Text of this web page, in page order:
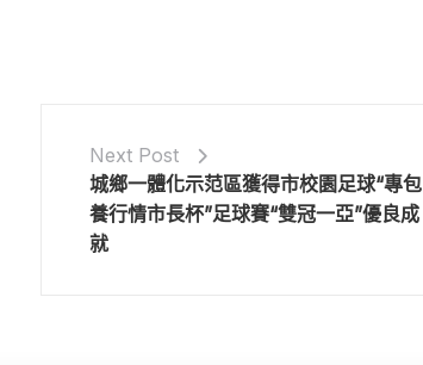
Next Post
城鄉一體化示范區獲得市校園足球“專包
養行情市長杯”足球賽“雙冠一亞”優良成
就